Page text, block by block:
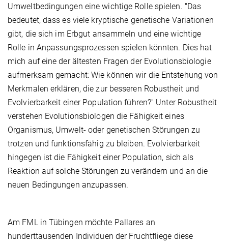
Umweltbedingungen eine wichtige Rolle spielen. "Das
bedeutet, dass es viele kryptische genetische Variationen
gibt, die sich im Erbgut ansammeln und eine wichtige
Rolle in Anpassungsprozessen spielen könnten. Dies hat
mich auf eine der ältesten Fragen der Evolutionsbiologie
aufmerksam gemacht: Wie können wir die Entstehung von
Merkmalen erklären, die zur besseren Robustheit und
Evolvierbarkeit einer Population führen?" Unter Robustheit
verstehen Evolutionsbiologen die Fähigkeit eines
Organismus, Umwelt- oder genetischen Störungen zu
trotzen und funktionsfähig zu bleiben. Evolvierbarkeit
hingegen ist die Fähigkeit einer Population, sich als
Reaktion auf solche Störungen zu verändern und an die
neuen Bedingungen anzupassen.
Am FML in Tübingen möchte Pallares an
hunderttausenden Individuen der Fruchtfliege diese